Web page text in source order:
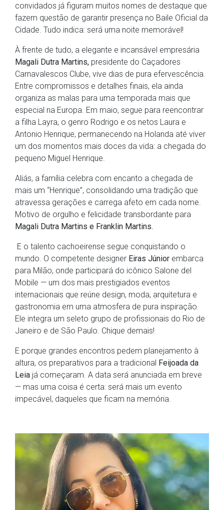
convidados já figuram muitos nomes de destaque que
fazem questão de garantir presença no Baile Oficial da
Cidade. Tudo indica: será uma noite memorável!
À frente de tudo, a elegante e incansável empresária
Magali Dutra Martins, presidente do Caçadores
Carnavalescos Clube, vive dias de pura efervescência.
Entre compromissos e detalhes finais, ela ainda
organiza as malas para uma temporada mais que
especial na Europa. Em maio, segue para reencontrar
a filha Layra, o genro Rodrigo e os netos Laura e
Antonio Henrique, permanecendo na Holanda até viver
um dos momentos mais doces da vida: a chegada do
pequeno Miguel Henrique.
Aliás, a família celebra com encanto a chegada de
mais um “Henrique”, consolidando uma tradição que
atravessa gerações e carrega afeto em cada nome.
Motivo de orgulho e felicidade transbordante para
Magali Dutra Martins e Franklin Martins.
E o talento cachoeirense segue conquistando o
mundo. O competente designer Eiras Júnior embarca
para Milão, onde participará do icônico Salone del
Mobile — um dos mais prestigiados eventos
internacionais que reúne design, moda, arquitetura e
gastronomia em uma atmosfera de pura inspiração.
Ele integra um seleto grupo de profissionais do Rio de
Janeiro e de São Paulo. Chique demais!
E porque grandes encontros pedem planejamento à
altura, os preparativos para a tradicional Feijoada da
Leia já começaram. A data será anunciada em breve
— mas uma coisa é certa: será mais um evento
impecável, daqueles que ficam na memória.